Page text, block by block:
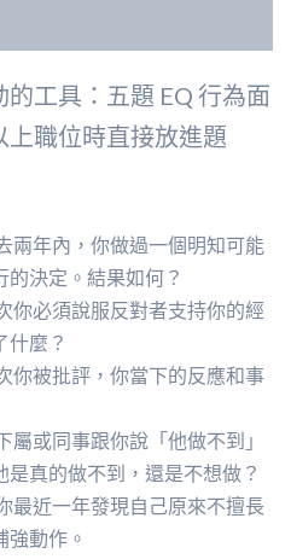
工具：五題 EQ 行為面
職位時直接放進題
兩年內，你做過一個明知可能
的決定。結果如何？
你必須說服反對者支持你的經
什麼？
你被批評，你當下的反應和事
屬或同事跟你說「他做不到」
是真的做不到，還是不想做？
最近一年發現自己原來不擅長
強動作。